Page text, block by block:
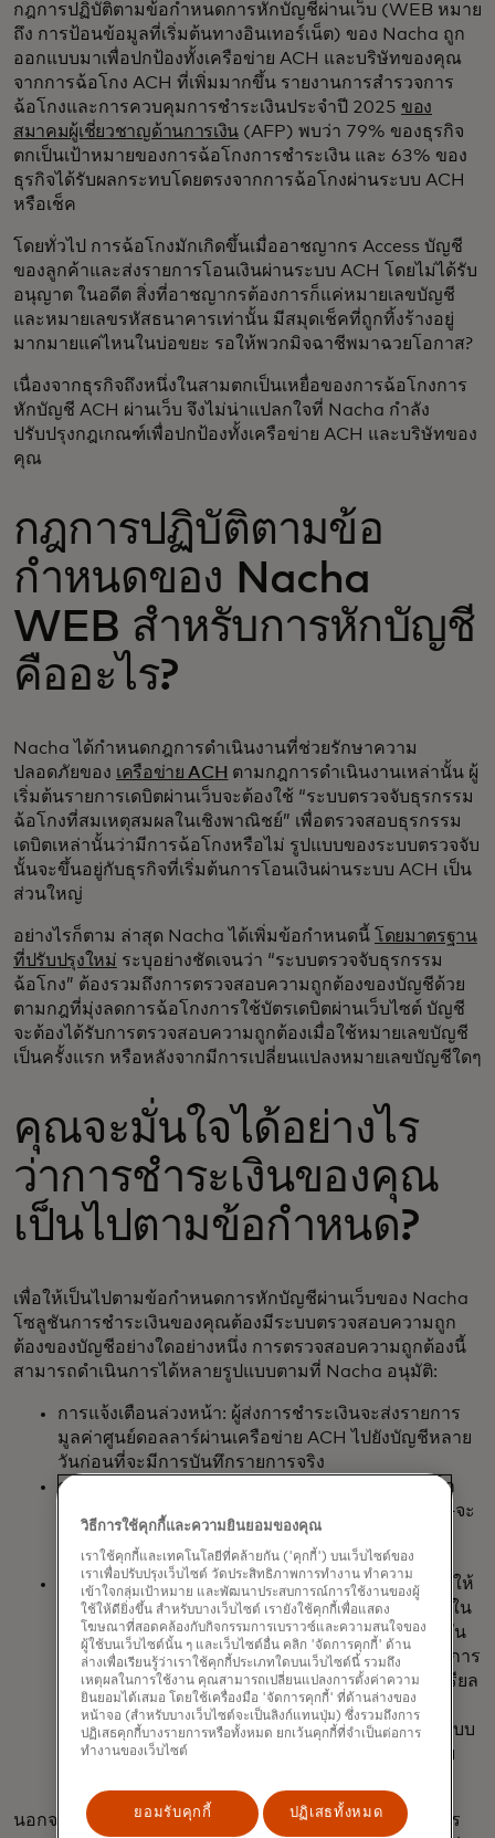
กฎการปฏิบัติตามข้อกำหนดการหักบัญชีผ่านเว็บ (WEB หมาย
ถึง การป้อนข้อมูลที่เริ่มต้นทางอินเทอร์เน็ต) ของ Nacha ถูก
ออกแบบมาเพื่อปกป้องทั้งเครือข่าย ACH และบริษัทของคุณ
จากการฉ้อโกง ACH ที่เพิ่มมากขึ้น รายงานการสำรวจการ
ฉ้อโกงและการควบคุมการชำระเงินประจำปี 2025 ของ
สมาคมผู้เชี่ยวชาญด้านการเงิน(AFP) พบว่า 79% ของธุรกิจ
ตกเป็นเป้าหมายของการฉ้อโกงการชำระเงิน และ 63% ของ
ธุรกิจได้รับผลกระทบโดยตรงจากการฉ้อโกงผ่านระบบ ACH
หรือเช็ค
โดยทั่วไป การฉ้อโกงมักเกิดขึ้นเมื่ออาชญากร Access บัญชี
ของลูกค้าและส่งรายการโอนเงินผ่านระบบ ACH โดยไม่ได้รับ
อนุญาต ในอดีต สิ่งที่อาชญากรต้องการก็แค่หมายเลขบัญชี
และหมายเลขรหัสธนาคารเท่านั้น มีสมุดเช็คที่ถูกทิ้งร้างอยู่
มากมายแค่ไหนในบ่อขยะ รอให้พวกมิจฉาชีพมาฉวยโอกาส?
เนื่องจากธุรกิจถึงหนึ่งในสามตกเป็นเหยื่อของการฉ้อโกงการ
หักบัญชี ACH ผ่านเว็บ จึงไม่น่าแปลกใจที่ Nacha กำลัง
ปรับปรุงกฎเกณฑ์เพื่อปกป้องทั้งเครือข่าย ACH และบริษัทของ
คุณ
กฎการปฏิบัติตามข้อ
กำหนดของ Nacha
WEB สำหรับการหักบัญชี
คืออะไร?
Nacha ได้กำหนดกฎการดำเนินงานที่ช่วยรักษาความ
ปลอดภัยของ เครือข่าย ACH ตามกฎการดำเนินงานเหล่านั้น ผู้
เริ่มต้นรายการเดบิตผ่านเว็บจะต้องใช้ “ระบบตรวจจับธุรกรรม
ฉ้อโกงที่สมเหตุสมผลในเชิงพาณิชย์” เพื่อตรวจสอบธุรกรรม
เดบิตเหล่านั้นว่ามีการฉ้อโกงหรือไม่ รูปแบบของระบบตรวจจับ
นั้นจะขึ้นอยู่กับธุรกิจที่เริ่มต้นการโอนเงินผ่านระบบ ACH เป็น
ส่วนใหญ่
อย่างไรก็ตาม ล่าสุด Nacha ได้เพิ่มข้อกำหนดนี้ โดยมาตรฐาน
ที่ปรับปรุงใหม่ ระบุอย่างชัดเจนว่า “ระบบตรวจจับธุรกรรม
ฉ้อโกง” ต้องรวมถึงการตรวจสอบความถูกต้องของบัญชีด้วย
ตามกฎที่มุ่งลดการฉ้อโกงการใช้บัตรเดบิตผ่านเว็บไซต์ บัญชี
จะต้องได้รับการตรวจสอบความถูกต้องเมื่อใช้หมายเลขบัญชี
เป็นครั้งแรก หรือหลังจากมีการเปลี่ยนแปลงหมายเลขบัญชีใดๆ
คุณจะมั่นใจได้อย่างไร
ว่าการชำระเงินของคุณ
เป็นไปตามข้อกำหนด?
เพื่อให้เป็นไปตามข้อกำหนดการหักบัญชีผ่านเว็บของ Nacha
โซลูชันการชำระเงินของคุณต้องมีระบบตรวจสอบความถูก
ต้องของบัญชีอย่างใดอย่างหนึ่ง การตรวจสอบความถูกต้องนี้
สามารถดำเนินการได้หลายรูปแบบตามที่ Nacha อนุมัติ:
การแจ้งเตือนล่วงหน้า: ผู้ส่งการชำระเงินจะส่งรายการ
มูลค่าศูนย์ดอลลาร์ผ่านเครือข่าย ACH ไปยังบัญชีหลาย
วันก่อนที่จะมีการบันทึกรายการจริง
การตรวจสอบการฝากเงินจำนวนน้อย: เงินจำนวนเล็ก
น้อย—โดยปกติอยู่ระหว่างไม่กี่เซ็นต์ถึงหนึ่งดอลลาร์—จะ
ถูกส่งไปยังบัญชี และเจ้าของบัญชีจะต้องทำการตรวจ
สอบยืนยัน
การตรวจสอบความถูกต้องของบัญชีแบบทันที: ลูกค้าให้
ความยินยอมในการ Access ข้อมูลบัญชีของตน โดยใน
อุดมคติแล้วจะเป็นการเชื่อมต่อ API โดยตรงกับสถาบัน
การเงินของลูกค้า ในบรรดาวิธีการตรวจสอบเหล่านี้ การ
ตรวจสอบบัญชีแบบทันทีให้ข้อมูลที่แม่นยำที่สุดแบบเรียล
ไทม์ และไม่จำเป็นต้องให้ลูกค้าป้อนข้อมูลบัญชีและ
หมายเลขเส้นทางด้วยตนเอง พวกเขาเพียงแค่เข้าสู่ระบบ
บัญชีของตนเองและให้ความยินยอมในการตรวจสอบ
นอกจากนี้ Nacha ยังระบุว่าบริษัทต่างๆ อาจใช้ช่องทางการ
วิธีการใช้คุกกี้และความยินยอมของคุณ
เราใช้คุกกี้และเทคโนโลยีที่คล้ายกัน ('คุกกี้') บนเว็บไซต์ของ
เราเพื่อปรับปรุงเว็บไซต์ วัดประสิทธิภาพการทำงาน ทำความ
เข้าใจกลุ่มเป้าหมาย และพัฒนาประสบการณ์การใช้งานของผู้
ใช้ให้ดียิ่งขึ้น สำหรับบางเว็บไซต์ เรายังใช้คุกกี้เพื่อแสดง
โฆษณาที่สอดคล้องกับกิจกรรมการเบราวซ์และความสนใจของ
ผู้ใช้บนเว็บไซต์นั้น ๆ และเว็บไซต์อื่น คลิก 'จัดการคุกกี้' ด้าน
ล่างเพื่อเรียนรู้ว่าเราใช้คุกกี้ประเภทใดบนเว็บไซต์นี้ รวมถึง
เหตุผลในการใช้งาน คุณสามารถเปลี่ยนแปลงการตั้งค่าความ
ยินยอมได้เสมอ โดยใช้เครื่องมือ 'จัดการคุกกี้' ที่ด้านล่างของ
หน้าจอ (สำหรับบางเว็บไซต์จะเป็นลิงก์แทนปุ่ม) ซึ่งรวมถึงการ
ปฏิเสธคุกกี้บางรายการหรือทั้งหมด ยกเว้นคุกกี้ที่จำเป็นต่อการ
ทำงานของเว็บไซต์
ยอมรับคุกกี้ ปฏิเสธทั้งหมด